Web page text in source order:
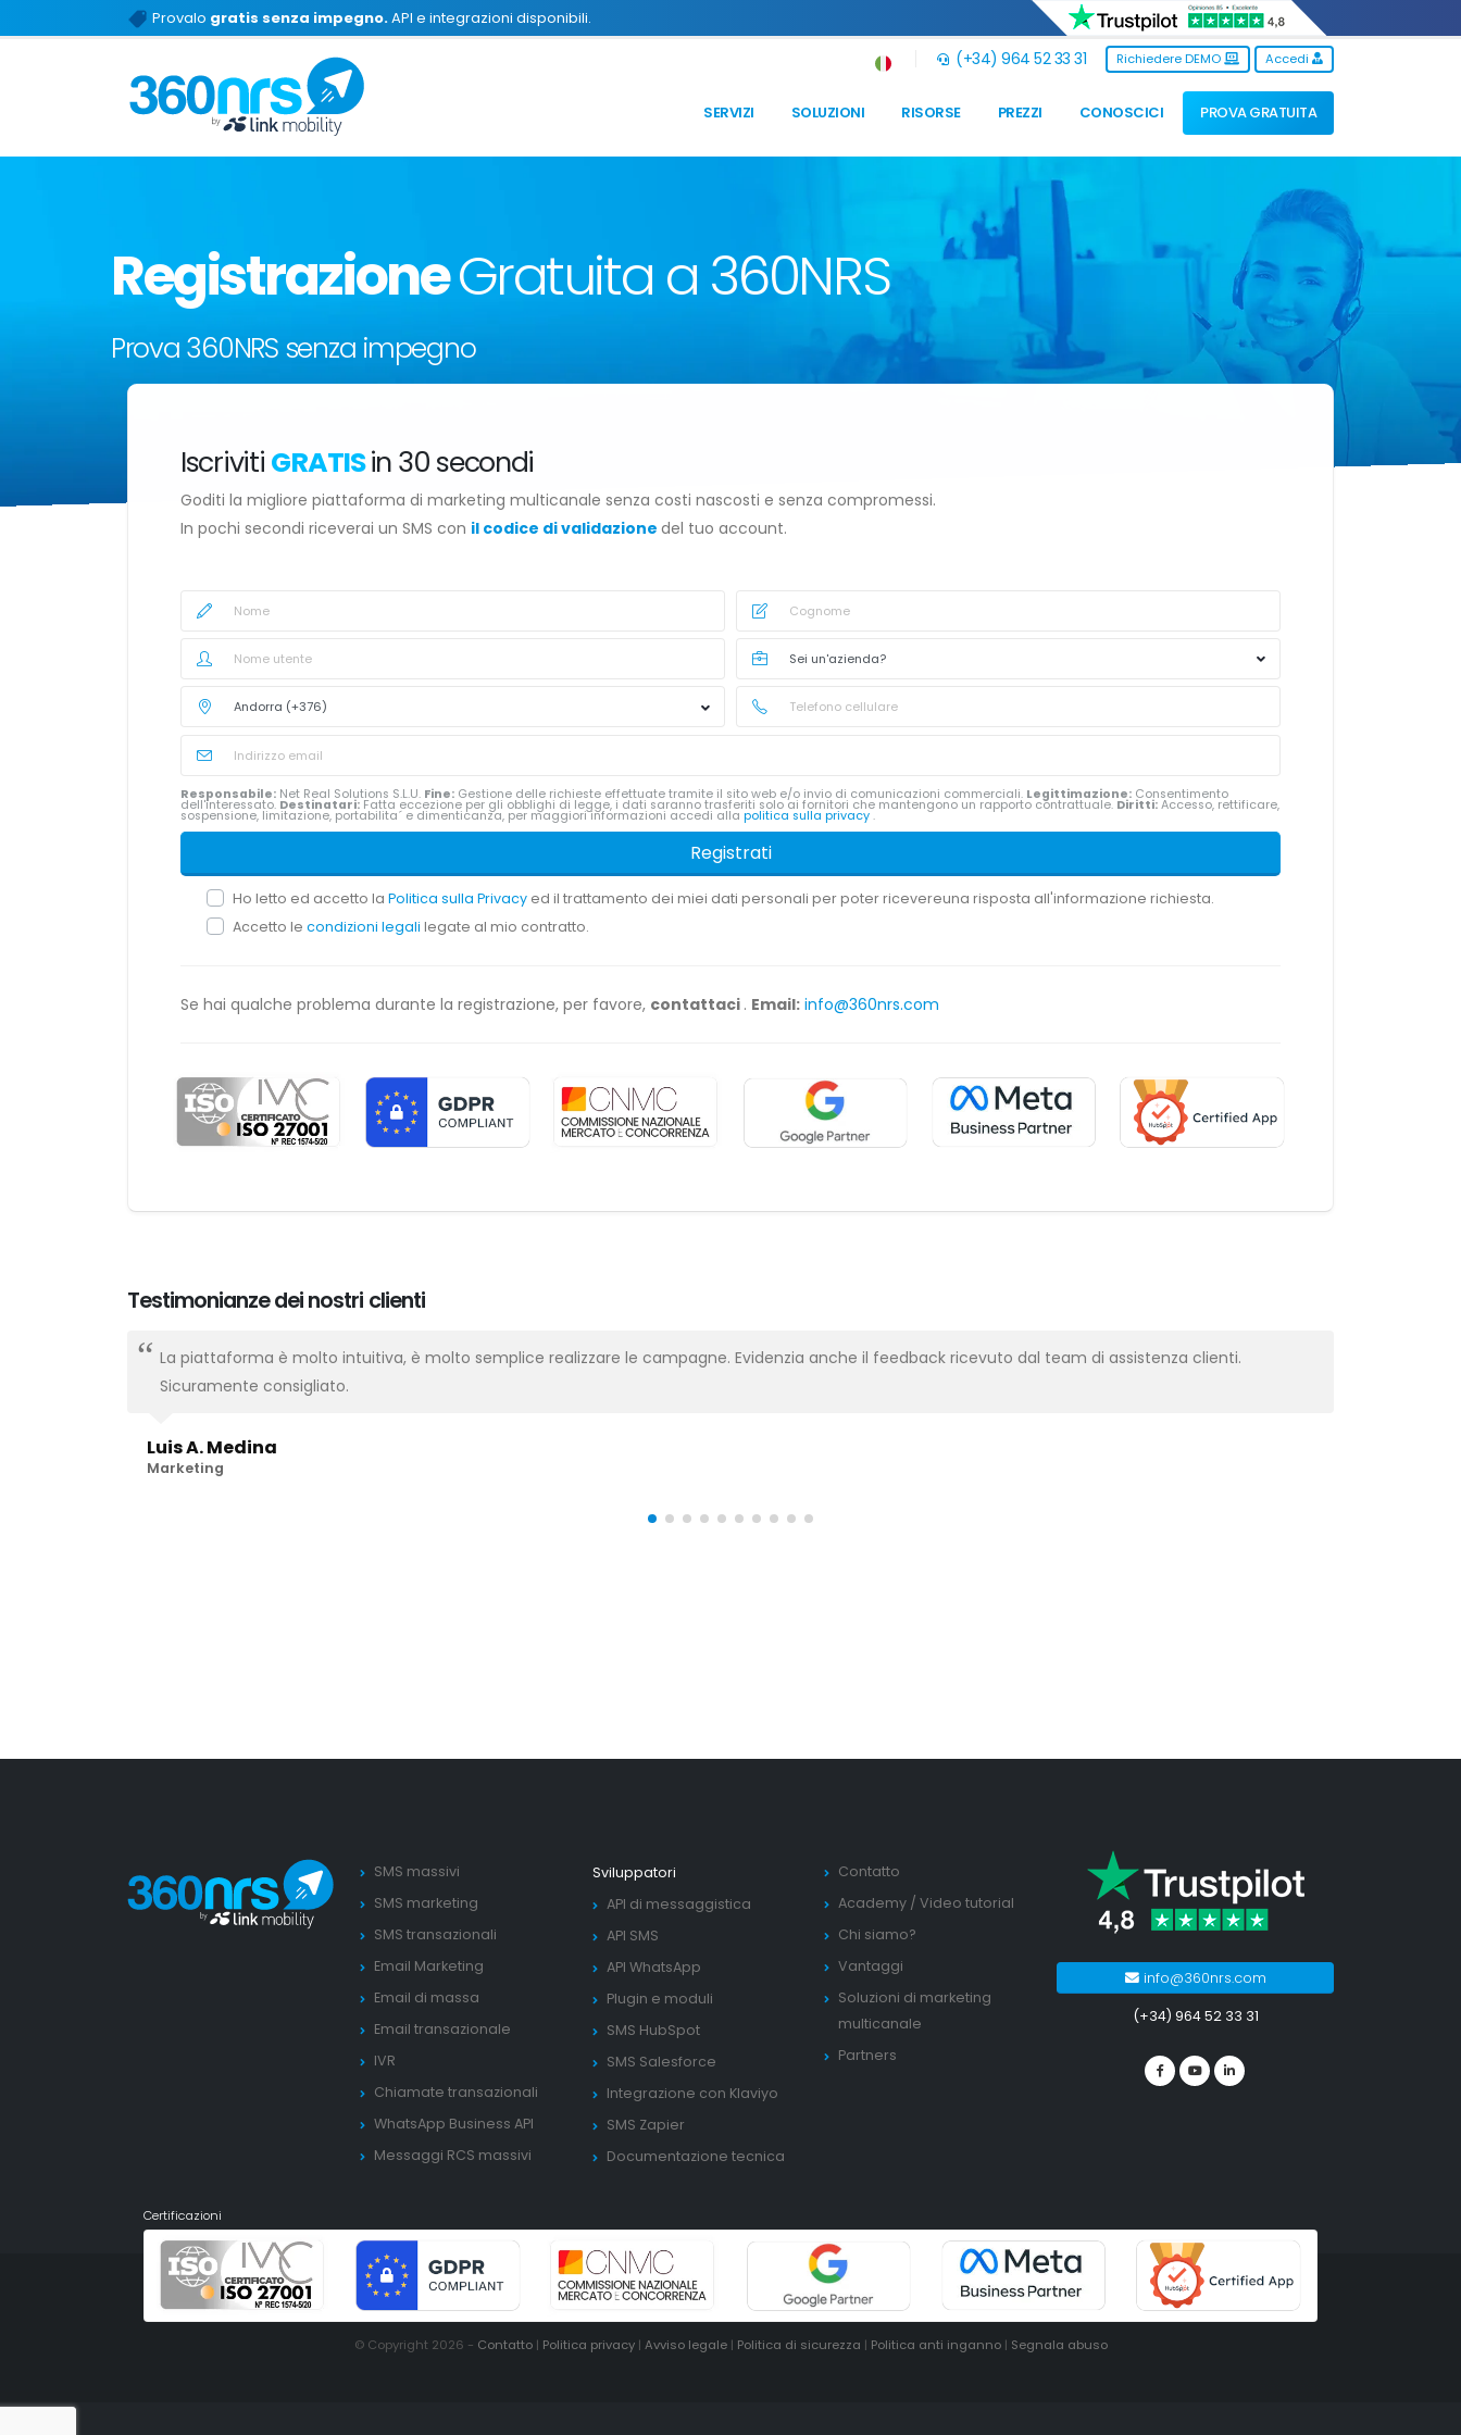
Provalo gratis senza impegno.API e integrazioni disponibili.
(+34) 964 52 33 31 Richiedere DEMO Accedi
SERVIZI SOLUZIONI RISORSE PREZZI CONOSCICI PROVA GRATUITA
RegistrazioneGratuita a 360NRS
Prova 360NRS senza impegno
Iscriviti GRATISin 30 secondi
Goditi la migliore piattaforma di marketing multicanale senza costi nascosti e senza compromessi.
In pochi secondi riceverai un SMS con il codice di validazione del tuo account.
Responsabile: Net Real Solutions S.L.U. Fine: Gestione delle richieste effettuate tramite il sito web e/o invio di comunicazioni commerciali. Legittimazione: Consentimento
dell'interessato. Destinatari: Fatta eccezione per gli obblighi di legge, i dati saranno trasferiti solo ai fornitori che mantengono un rapporto contrattuale. Diritti: Accesso, rettificare,
sospensione, limitazione, portabilita´ e dimenticanza, per maggiori informazioni accedi alla politica sulla privacy .
Registrati
Ho letto ed accetto la Politica sulla Privacy ed il trattamento dei miei dati personali per poter ricevereuna risposta all'informazione richiesta.
Accetto le condizioni legali legate al mio contratto.
Se hai qualche problema durante la registrazione, per favore, contattaci . Email: info@360nrs.com
Testimonianze dei nostri clienti
La piattaforma è molto intuitiva, è molto semplice realizzare le campagne. Evidenzia anche il feedback ricevuto dal team di assistenza clienti.
Sicuramente consigliato.
Luis A. Medina
Marketing
SMS massivi
SMS marketing
SMS transazionali
Email Marketing
Email di massa
Email transazionale
IVR
Chiamate transazionali
WhatsApp Business API
Messaggi RCS massivi
Sviluppatori
API di messaggistica
API SMS
API WhatsApp
Plugin e moduli
SMS HubSpot
SMS Salesforce
Integrazione con Klaviyo
SMS Zapier
Documentazione tecnica
Contatto
Academy /Video tutorial
Chi siamo?
Vantaggi
Soluzioni di marketing
multicanale
Partners
info@360nrs.com
(+34) 964 52 33 31
Certificazioni
© Copyright 2026 - Contatto | Politica privacy| Avviso legale| Politica di sicurezza | Politica anti inganno| Segnala abuso